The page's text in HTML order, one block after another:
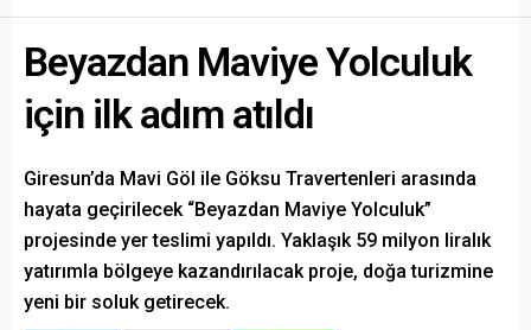
Beyazdan Maviye Yolculuk
için ilk adım atıldı
Giresun’da Mavi Göl ile Göksu Travertenleri arasında
hayata geçirilecek “Beyazdan Maviye Yolculuk”
projesinde yer teslimi yapıldı. Yaklaşık 59 milyon liralık
yatırımla bölgeye kazandırılacak proje, doğa turizmine
yeni bir soluk getirecek.